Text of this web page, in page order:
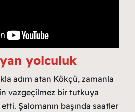
yolculuk
adım atan Kökçü, zamanla
vazgeçilmez bir tutkuya
Şalomanın başında saatler